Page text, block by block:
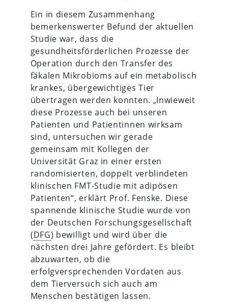
Ein in diesem Zusammenhang
bemerkenswerter Befund der aktuellen
Studie war, dass die
gesundheitsförderlichen Prozesse der
Operation durch den Transfer des
fäkalen Mikrobioms auf ein metabolisch
krankes, übergewichtiges Tier
übertragen werden konnten. „Inwieweit
diese Prozesse auch bei unseren
Patienten und Patientinnen wirksam
sind, untersuchen wir gerade
gemeinsam mit Kollegen der
Universität Graz in einer ersten
randomisierten, doppelt verblindeten
klinischen FMT-Studie mit adipösen
Patienten“, erklärt Prof. Fenske. Diese
spannende klinische Studie wurde von
der Deutschen Forschungsgesellschaft
(DFG) bewilligt und wird über die
nächsten drei Jahre gefördert. Es bleibt
abzuwarten, ob die
erfolgversprechenden Vordaten aus
dem Tierversuch sich auch am
Menschen bestätigen lassen.